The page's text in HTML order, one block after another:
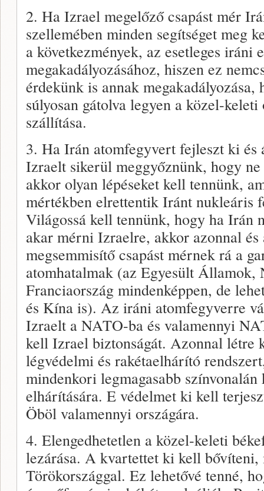
2. Ha Izrael megelőző csapást mér
szellemében minden segítséget meg
a következmények, az esetleges iráni
megakadályozásához, hiszen ez
érdekünk is annak megakadályozása,
súlyosan gátolva legyen a közel-
szállítása.
3. Ha Irán atomfegyvert fejleszt ki és
Izraelt sikerül meggyőznünk, hogy
akkor olyan lépéseket kell tennünk,
mértékben elrettentik Iránt nukleáris
Világossá kell tennünk, hogy ha Irán
akar mérni Izraelre, akkor azonnal és
megsemmisítő csapást mérnek rá a
atomhatalmak (az Egyesült Államok,
Franciaország mindenképpen, de
és Kína is). Az iráni atomfegyverre
Izraelt a NATO-ba és valamennyi
kell Izrael biztonságát. Azonnal létre
légvédelmi és rakétaelhárító
mindenkori legmagasabb színvonalán
elhárítására. E védelmet ki kell
Öböl valamennyi országára.
4. Elengedhetetlen a közel-keleti
lezárása. A kvartettet ki kell bővíteni,
Törökországgal. Ez lehetővé tenné,